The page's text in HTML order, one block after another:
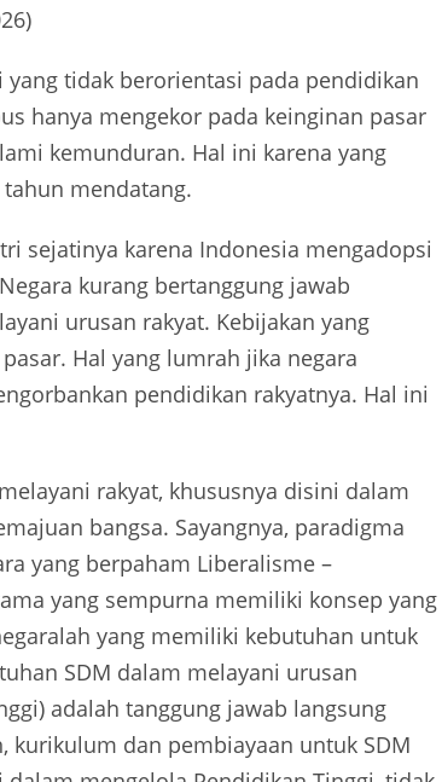
tidak berorientasi pada pendidikan
hanya mengekor pada keinginan pasar
kemunduran. Hal ini karena yang
mendatang.
sejatinya karena Indonesia mengadopsi
kurang bertanggung jawab
urusan rakyat. Kebijakan yang
Hal yang lumrah jika negara
pendidikan rakyatnya. Hal ini
rakyat, khususnya disini dalam
bangsa. Sayangnya, paradigma
yang berpaham Liberalisme –
yang sempurna memiliki konsep yang
yang memiliki kebutuhan untuk
SDM dalam melayani urusan
adalah tanggung jawab langsung
kurikulum dan pembiayaan untuk SDM